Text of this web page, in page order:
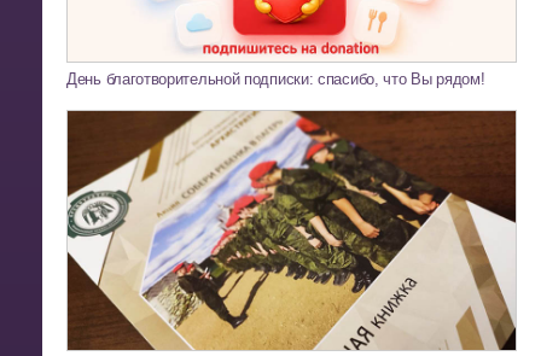
День благотворительной подписки: спасибо, что Вы рядом!